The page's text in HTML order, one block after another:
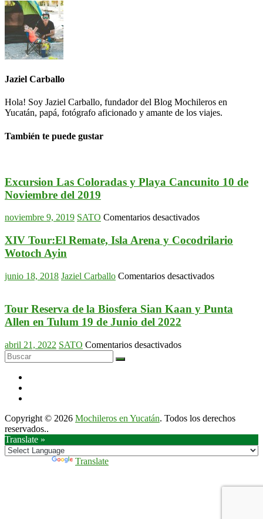
Jaziel Carballo
Hola! Soy Jaziel Carballo, fundador del Blog Mochileros en
Yucatán, papá, fotógrafo aficionado y amante de los viajes.
También te puede gustar
Excursion Las Coloradas y Playa Cancunito 10 de
Noviembre del 2019
noviembre 9, 2019 SATO Comentarios desactivadosen
Las
Coloradas
Cancunito
Noviembre
XIV Tour:El Remate, Isla Arena y Cocodrilario
Wotoch Ayin
junio 18, 2018 Jaziel Carballo Comentarios desactivadosen
Remate,
Tour Reserva de la Biosfera Sian Kaan y Punta
Allen en Tulum 19 de Junio del 2022
abril 21, 2022 SATO Comentarios desactivadosen
Kaan
Copyright © 2026 Mochileros en Yucatán. Todos los derechos
reservados..
Translate »
Translate